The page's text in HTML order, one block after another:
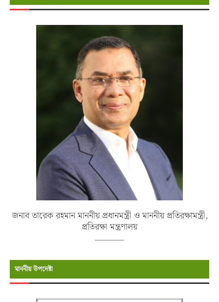
জনাব তারেক রহমান মাননীয় প্রধানমন্ত্রী ও মাননীয় প্রতিরক্ষামন্ত্রী,
প্রতিরক্ষা মন্ত্রণালয়
মাননীয় উপদেষ্টা